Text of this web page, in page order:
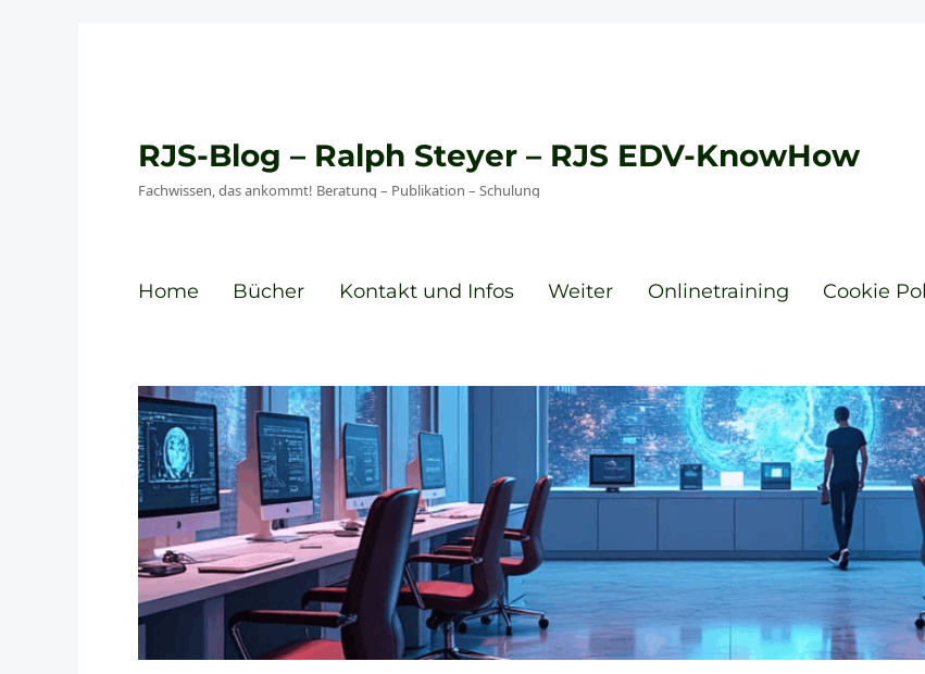
RJS-Blog – Ralph Steyer – RJS EDV-KnowHow
Fachwissen, das ankommt! Beratung – Publikation – Schulung
Home Bücher Kontakt und Infos Weiter Onlinetraining Cookie